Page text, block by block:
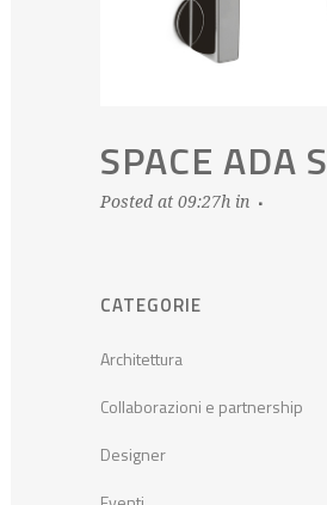
SPACE ADA S
Posted at 09:27h in
CATEGORIE
Architettura
Collaborazioni e partnership
Designer